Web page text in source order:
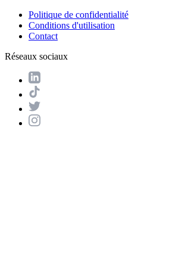
Politique de confidentialité
Conditions d'utilisation
Contact
Réseaux sociaux